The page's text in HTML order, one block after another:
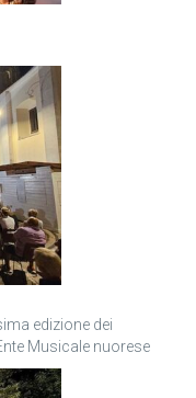
edizione dei
Musicale nuorese